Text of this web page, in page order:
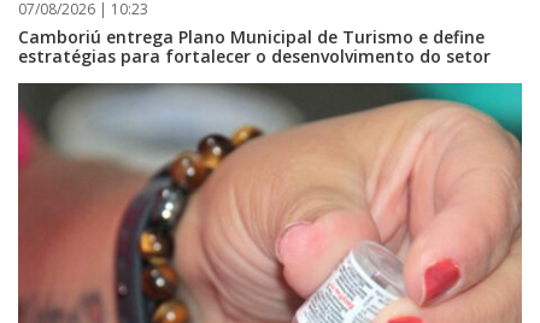
09/08/2026 | 07:00
Prefeitura de Balneário Piçarras realiza leilão eletrônico de bens móveis
e terrenos do IPRESP
07/08/2026 | 10:23
Camboriú entrega Plano Municipal de Turismo e define
estratégias para fortalecer o desenvolvimento do setor